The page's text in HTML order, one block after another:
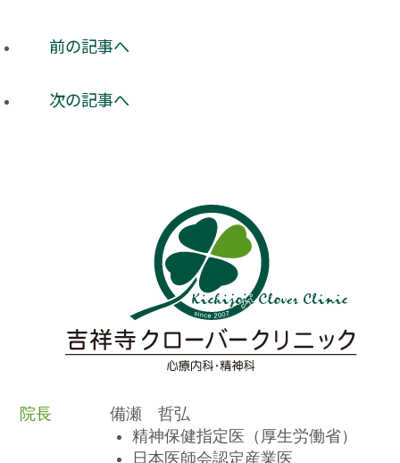
前の記事へ
次の記事へ
院長
備瀬 哲弘
精神保健指定医（厚生労働省）
日本医師会認定産業医